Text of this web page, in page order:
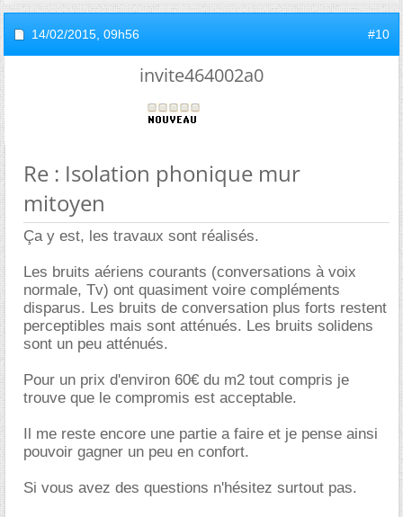
14/02/2015, 09h56 #10
invite464002a0
Re : Isolation phonique mur
mitoyen
Ça y est, les travaux sont réalisés.
Les bruits aériens courants (conversations à voix
normale, Tv) ont quasiment voire compléments
disparus. Les bruits de conversation plus forts restent
perceptibles mais sont atténués. Les bruits solidens
sont un peu atténués.
Pour un prix d'environ 60€ du m2 tout compris je
trouve que le compromis est acceptable.
Il me reste encore une partie a faire et je pense ainsi
pouvoir gagner un peu en confort.
Si vous avez des questions n'hésitez surtout pas.